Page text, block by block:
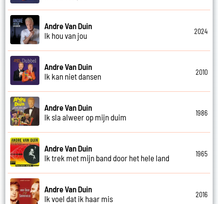
Andre Van Duin
Ik hou van jou
2024
Andre Van Duin
Ik kan niet dansen
2010
Andre Van Duin
Ik sla alweer op mijn duim
1986
Andre Van Duin
Ik trek met mijn band door het hele land
1965
Andre Van Duin
Ik voel dat ik haar mis
2016